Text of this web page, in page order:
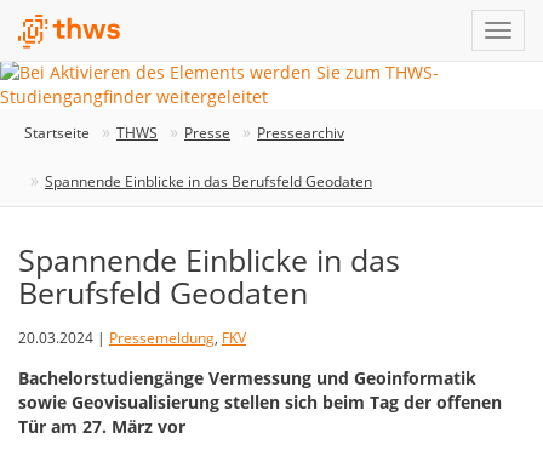
Startseite THWS Presse Pressearchiv
Spannende Einblicke in das Berufsfeld Geodaten
Spannende Einblicke in das
Berufsfeld Geodaten
20.03.2024 | Pressemeldung, FKV
Bachelorstudiengänge Vermessung und Geoinformatik
sowie Geovisualisierung stellen sich beim Tag der offenen
Tür am 27. März vor